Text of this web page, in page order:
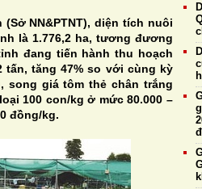
NN&PTNT), diện tích nuôi
là 1.776,2 ha, tương đương
đang tiến hành thu hoạch
tấn, tăng 47% so với cùng kỳ
song giá tôm thẻ chân trắng
100 con/kg ở mức 80.000 –
đồng/kg.